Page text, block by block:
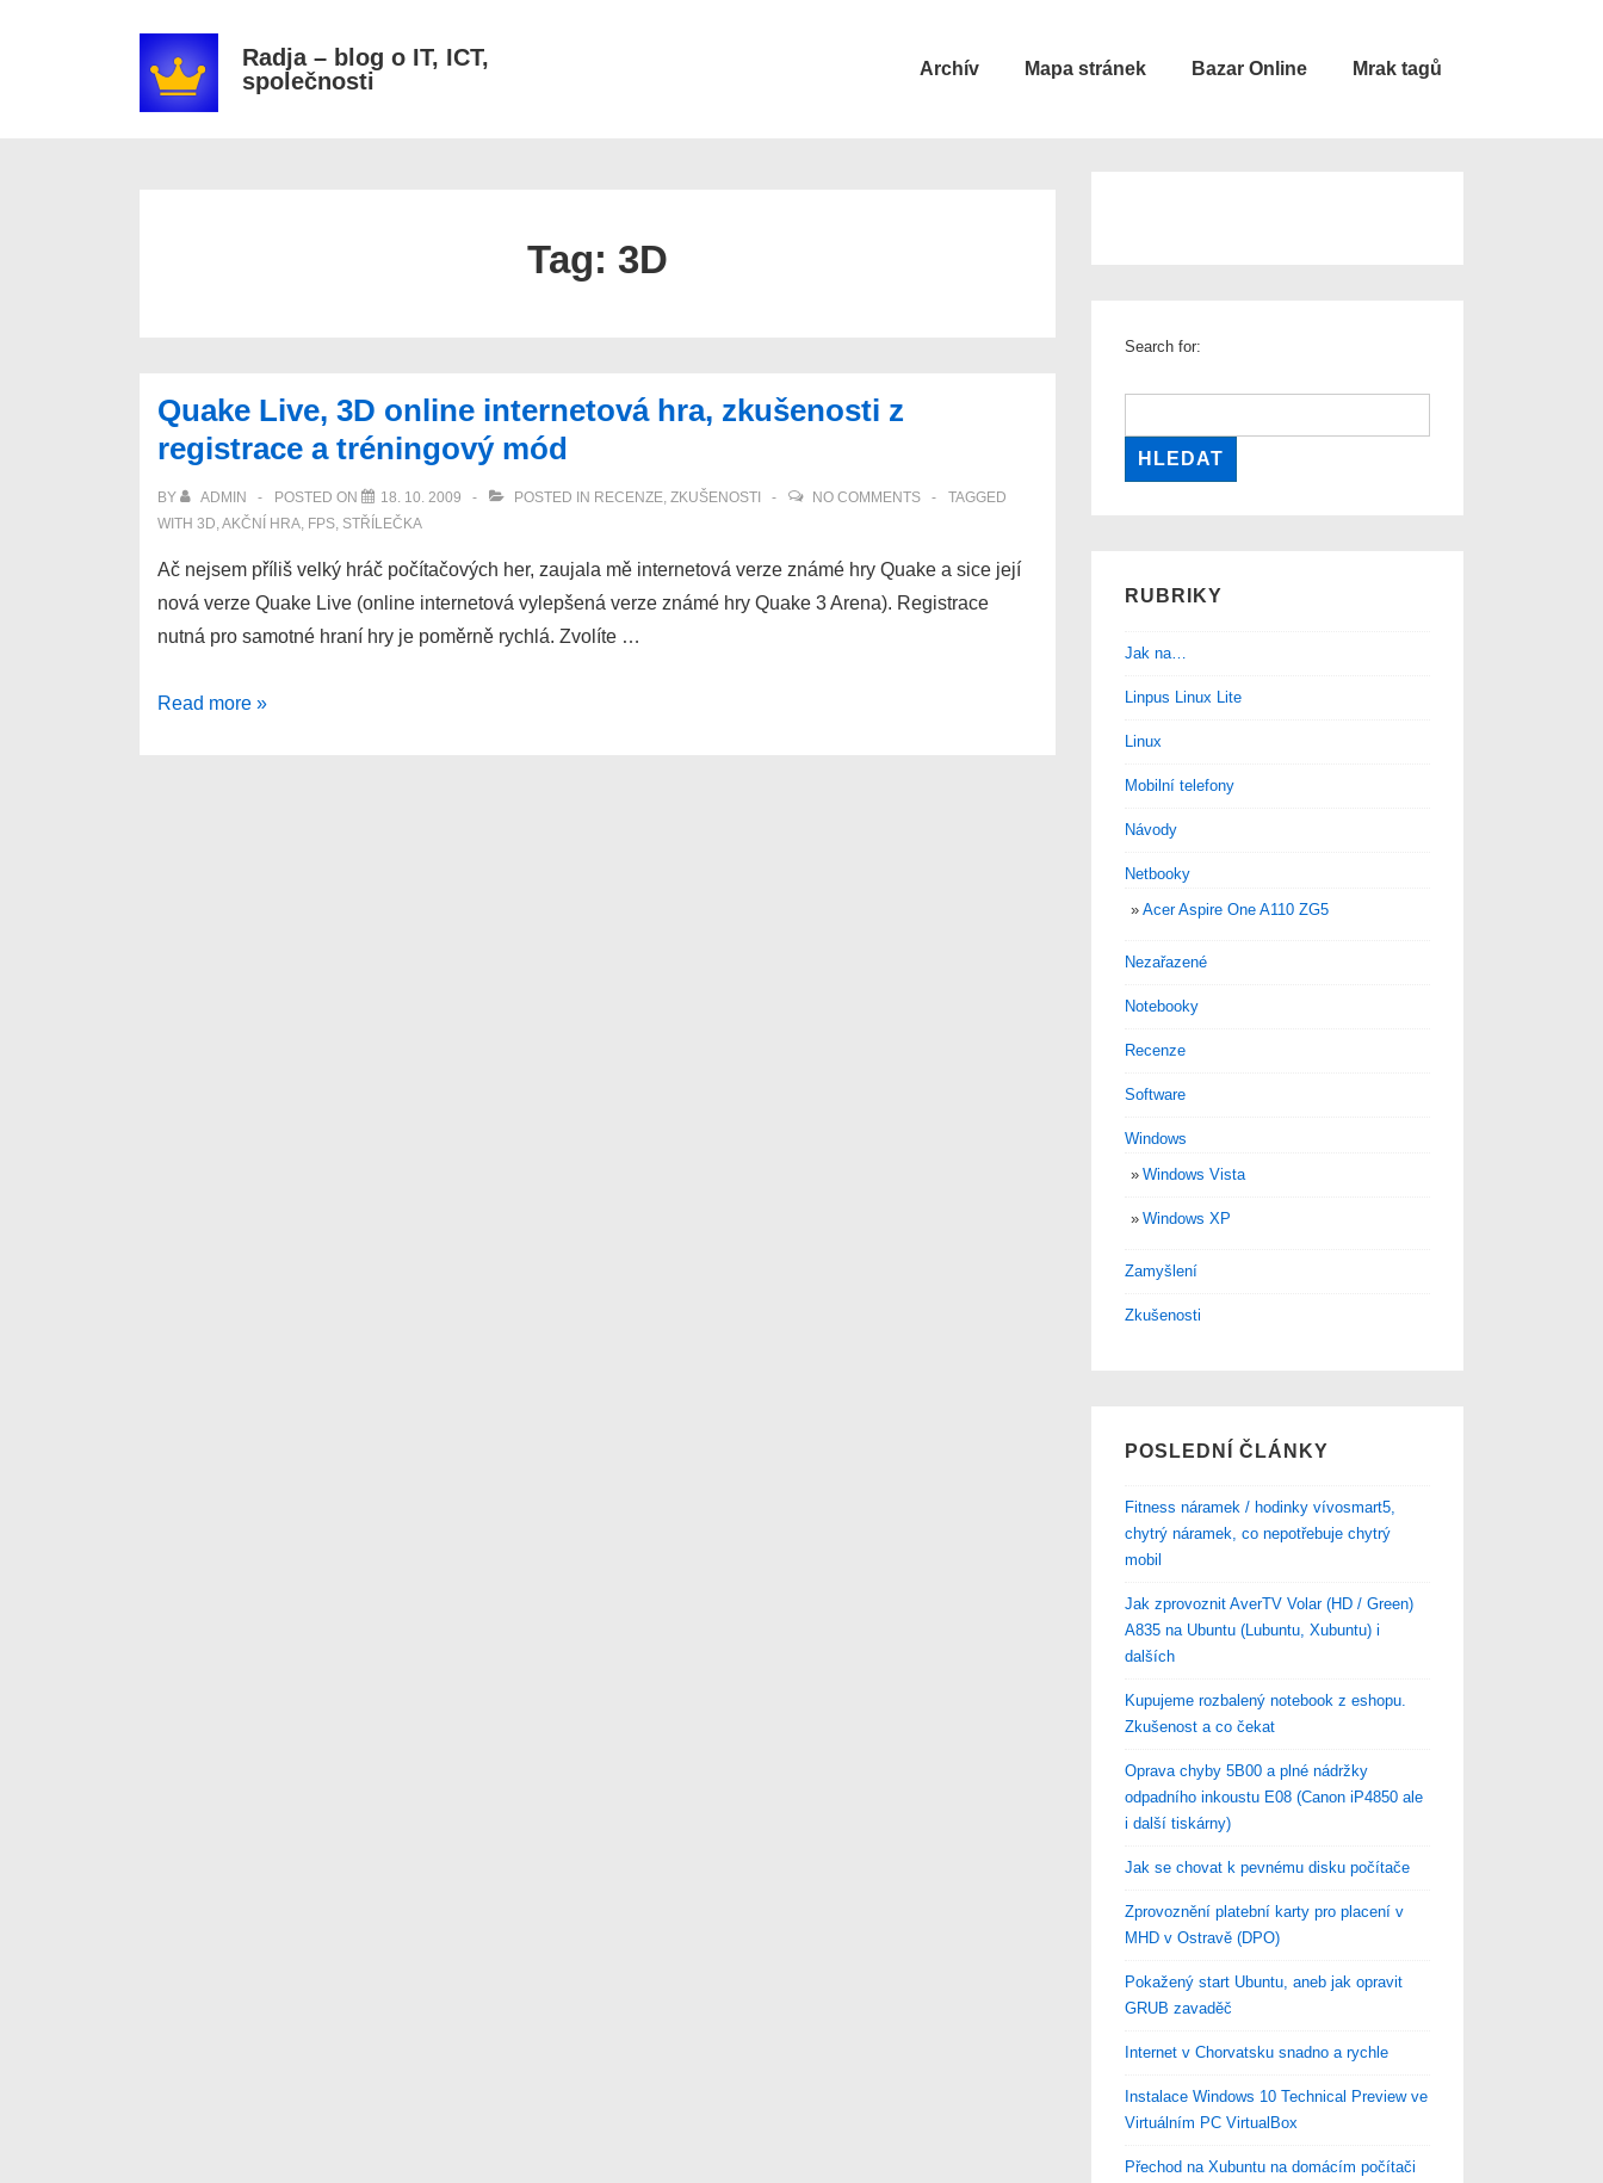
Radja – blog o IT, ICT,
společnosti
Archív Mapa stránek Bazar Online Mrak tagů
Tag: 3D
Quake Live, 3D online internetová hra, zkušenosti z
registrace a tréningový mód
BY ADMIN POSTED ON 18. 10. 2009 POSTED IN RECENZE, ZKUŠENOSTI NO COMMENTS
TAGGED
WITH 3D,AKČNÍ HRA, FPS, STŘÍLEČKA
Ač nejsem příliš velký hráč počítačových her, zaujala mě internetová verze známé hry Quake a sice její
nová verze Quake Live (online internetová vylepšená verze známé hry Quake 3 Arena). Registrace
nutná pro samotné hraní hry je poměrně rychlá. Zvolíte …
Quake
Read more »
Search for:
RUBRIKY
Jak na…
Linpus Linux Lite
Linux
Mobilní telefony
Návody
Netbooky
Acer Aspire One A110 ZG5
Nezařazené
Notebooky
Recenze
Software
Windows
Windows Vista
Windows XP
Zamyšlení
Zkušenosti
POSLEDNÍ ČLÁNKY
Fitness náramek / hodinky vívosmart5,
chytrý náramek, co nepotřebuje chytrý
mobil
Jak zprovoznit AverTV Volar (HD / Green)
A835 na Ubuntu (Lubuntu, Xubuntu) i
dalších
Kupujeme rozbalený notebook z eshopu.
Zkušenost a co čekat
Oprava chyby 5B00 a plné nádržky
odpadního inkoustu E08 (Canon iP4850 ale
i další tiskárny)
Jak se chovat k pevnému disku počítače
Zprovoznění platební karty pro placení v
MHD v Ostravě (DPO)
Pokažený start Ubuntu, aneb jak opravit
GRUB zavaděč
Internet v Chorvatsku snadno a rychle
Instalace Windows 10 Technical Preview ve
Virtuálním PC VirtualBox
Přechod na Xubuntu na domácím počítači